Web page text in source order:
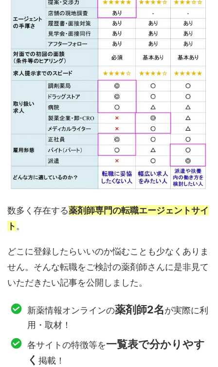
数多く存在する薬剤師専門の転職エージェントサイ
ト 。
どこに登録したらいいのか悩むことも少なくありま
せん。そんな転職をご検討の薬剤師さんに是非見て
いただきたい記事を公開しました。
新薬情報オンラインの薬剤師2名が実際に利
用・取材！
各サイトの特徴等を一覧表で分かりやす
く 掲載！